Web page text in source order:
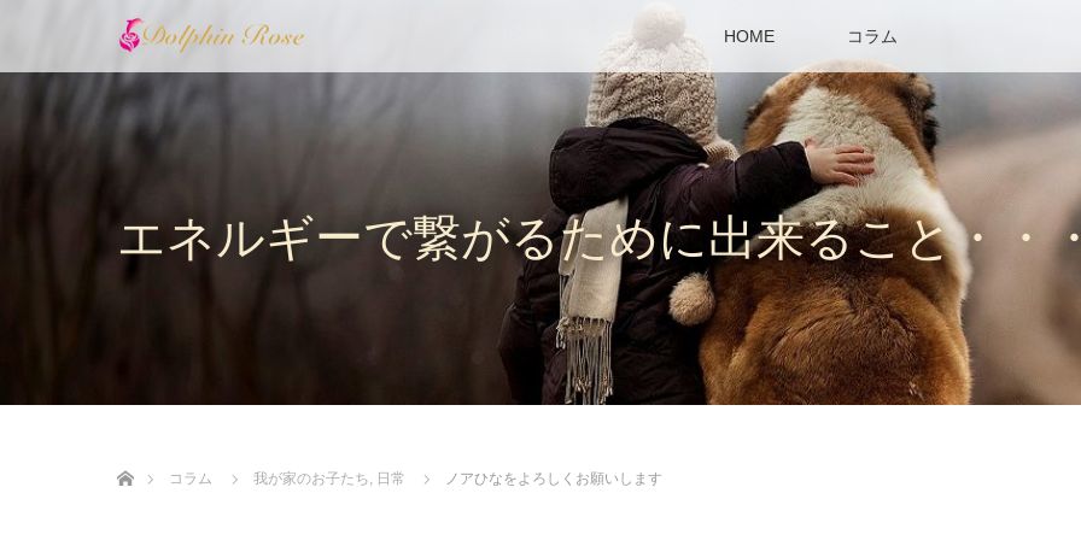
HOME コラム
エネルギーで繋がるために出来ること・・
コラム
我が家のお子たち, 日常 ノアひなをよろしくお願いします